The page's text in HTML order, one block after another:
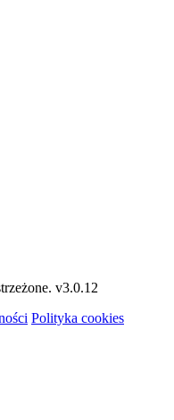
v3.0.12
Polityka cookies